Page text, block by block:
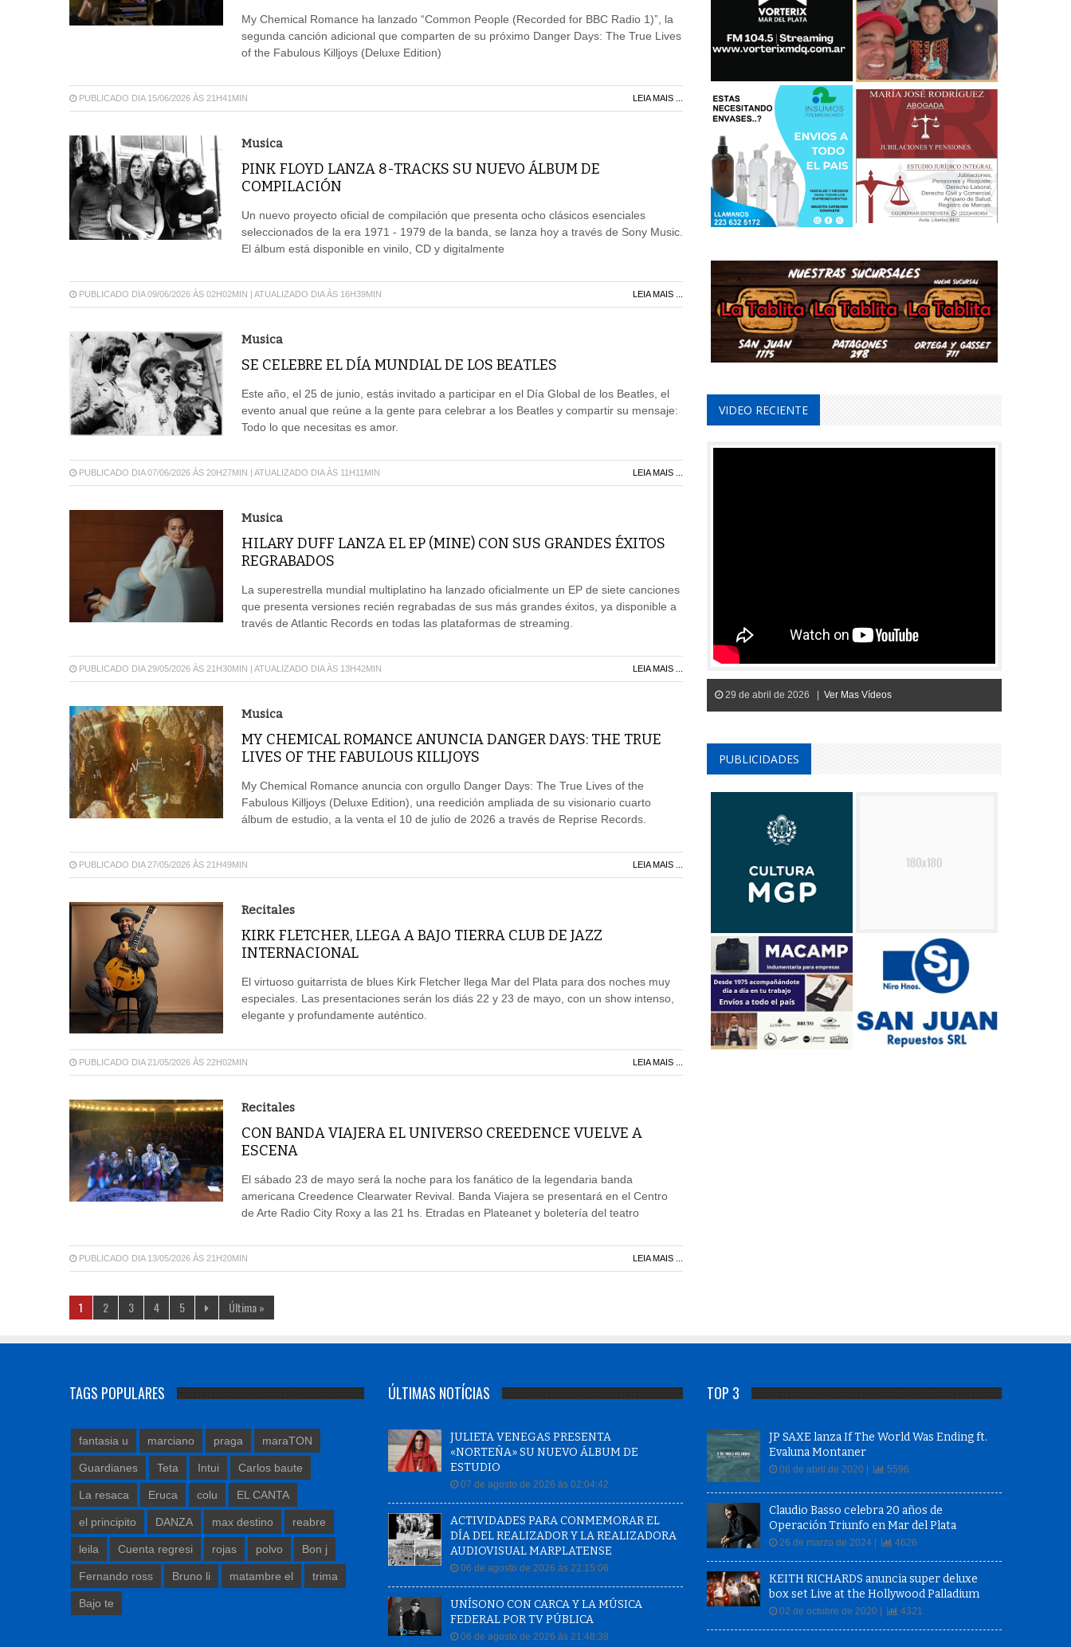
My Chemical Romance ha lanzado “Common People (Recorded for BBC Radio 1)”, la
segunda canción adicional que comparten de su próximo Danger Days: The True Lives
of the Fabulous Killjoys (Deluxe Edition)
PUBLICADO DIA 15/06/2026 ÀS 21H41MIN LEIA MAIS ...
Musica
PINK FLOYD LANZA 8-TRACKS SU NUEVO ÁLBUM DE
COMPILACIÓN
Un nuevo proyecto oficial de compilación que presenta ocho clásicos esenciales
seleccionados de la era 1971 - 1979 de la banda, se lanza hoy a través de Sony Music.
El álbum está disponible en vinilo, CD y digitalmente
PUBLICADO DIA 09/06/2026 ÀS 02H02MIN | ATUALIZADO DIA ÀS 16H39MIN LEIA MAIS ...
Musica
SE CELEBRE EL DÍA MUNDIAL DE LOS BEATLES
Este año, el 25 de junio, estás invitado a participar en el Día Global de los Beatles, el
evento anual que reúne a la gente para celebrar a los Beatles y compartir su mensaje:
Todo lo que necesitas es amor.
PUBLICADO DIA 07/06/2026 ÀS 20H27MIN | ATUALIZADO DIA ÀS 11H11MIN LEIA MAIS ...
Musica
HILARY DUFF LANZA EL EP (MINE) CON SUS GRANDES ÉXITOS
REGRABADOS
La superestrella mundial multiplatino ha lanzado oficialmente un EP de siete canciones
que presenta versiones recién regrabadas de sus más grandes éxitos, ya disponible a
través de Atlantic Records en todas las plataformas de streaming.
PUBLICADO DIA 29/05/2026 ÀS 21H30MIN | ATUALIZADO DIA ÀS 13H42MIN LEIA MAIS ...
Musica
MY CHEMICAL ROMANCE ANUNCIA DANGER DAYS: THE TRUE
LIVES OF THE FABULOUS KILLJOYS
My Chemical Romance anuncia con orgullo Danger Days: The True Lives of the
Fabulous Killjoys (Deluxe Edition), una reedición ampliada de su visionario cuarto
álbum de estudio, a la venta el 10 de julio de 2026 a través de Reprise Records.
PUBLICADO DIA 27/05/2026 ÀS 21H49MIN LEIA MAIS ...
Recitales
KIRK FLETCHER, LLEGA A BAJO TIERRA CLUB DE JAZZ
INTERNACIONAL
El virtuoso guitarrista de blues Kirk Fletcher llega Mar del Plata para dos noches muy
especiales. Las presentaciones serán los diás 22 y 23 de mayo, con un show intenso,
elegante y profundamente auténtico.
PUBLICADO DIA 21/05/2026 ÀS 22H02MIN LEIA MAIS ...
Recitales
CON BANDA VIAJERA EL UNIVERSO CREEDENCE VUELVE A
ESCENA
El sábado 23 de mayo será la noche para los fanático de la legendaria banda
americana Creedence Clearwater Revival. Banda Viajera se presentará en el Centro
de Arte Radio City Roxy a las 21 hs. Etradas en Plateanet y boletería del teatro
PUBLICADO DIA 13/05/2026 ÀS 21H20MIN LEIA MAIS ...
1 2 3 4 5 Última »
VIDEO RECIENTE
29 de abril de 2026 | Ver Mas Vídeos
PUBLICIDADES
TAGS POPULARES
fantasia u marciano praga maraTON
Guardianes Teta Intui Carlos baute
La resaca Eruca colu EL CANTA
el principito DANZA max destino reabre
leila Cuenta regresi rojas polvo Bon j
Fernando ross Bruno li matambre el trima
Bajo te
ÚLTIMAS NOTÍCIAS
JULIETA VENEGAS PRESENTA
«NORTEÑA» SU NUEVO ÁLBUM DE
ESTUDIO
07 de agosto de 2026 às 02:04:42
ACTIVIDADES PARA CONMEMORAR EL
DÍA DEL REALIZADOR Y LA REALIZADORA
AUDIOVISUAL MARPLATENSE
06 de agosto de 2026 às 22:15:06
UNÍSONO CON CARCA Y LA MÚSICA
FEDERAL POR TV PÚBLICA
06 de agosto de 2026 às 21:48:38
TOP 3
JP SAXE lanza If The World Was Ending ft.
Evaluna Montaner
08 de abril de 2020 | 5596
Claudio Basso celebra 20 años de
Operación Triunfo en Mar del Plata
26 de marzo de 2024 | 4626
KEITH RICHARDS anuncia super deluxe
box set Live at the Hollywood Palladium
02 de octubre de 2020 | 4321